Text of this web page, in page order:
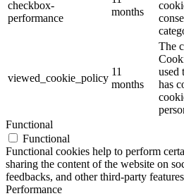
checkbox-
performance
months
viewed_cookie_policy
11
months
The
used
has
Functional
Functional
Functional cookies help to perform
sharing the content of the website on
feedbacks, and other third-party
Performance